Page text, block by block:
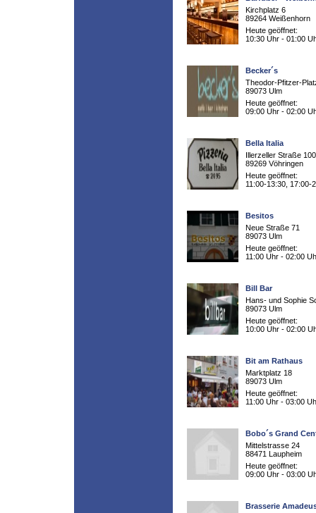
Kirchplatz 6
89264 Weißenhorn
Heute geöffnet:
10:30 Uhr - 01:00
Becker´s
Theodor-Pfitzer-
89073 Ulm
Heute geöffnet:
09:00 Uhr - 02:00
Bella Italia
Illerzeller Straße 100
89269 Vöhringen
Heute geöffnet:
11:00-13:30, 17:00-
Besitos
Neue Straße 71
89073 Ulm
Heute geöffnet:
11:00 Uhr - 02:00
Bill Bar
Hans- und Sophie
89073 Ulm
Heute geöffnet:
10:00 Uhr - 02:00
Bit am Rathaus
Marktplatz 18
89073 Ulm
Heute geöffnet:
11:00 Uhr - 03:00
Bobo´s Grand
Mittelstrasse 24
88471 Laupheim
Heute geöffnet:
09:00 Uhr - 03:00
Brasserie